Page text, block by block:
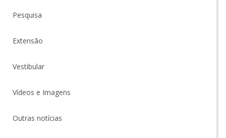
Pesquisa
Extensão
Vestibular
Vídeos e Imagens
Outras notícias